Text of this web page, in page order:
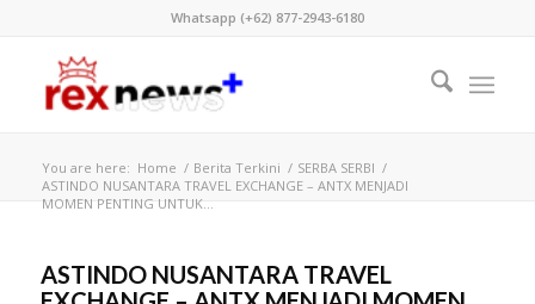
Whatsapp (+62) 877-2943-6180
You are here: Home / Berita Terkini / SERBA SERBI /
ASTINDO NUSANTARA TRAVEL EXCHANGE – ANTX MENJADI
MOMEN PENTING UNTUK...
ASTINDO NUSANTARA TRAVEL